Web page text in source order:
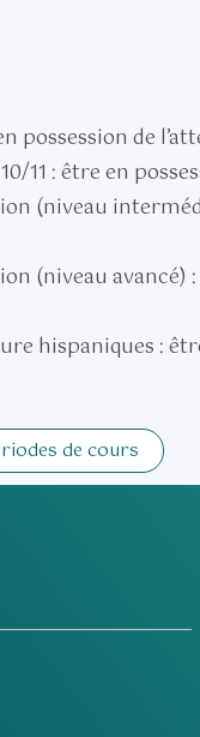
possession de
11 : être en
(niveau
(niveau avancé)
hispaniques :
de cours